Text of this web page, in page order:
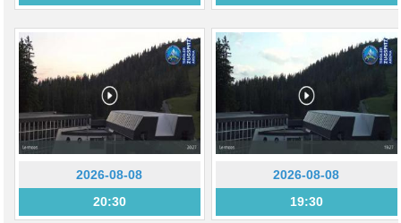
2026-08-08
20:30
2026-08-08
19:30